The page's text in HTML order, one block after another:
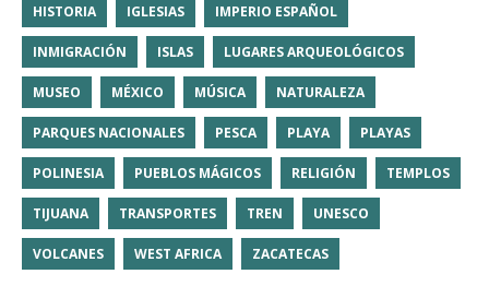
HISTORIA IGLESIAS IMPERIO ESPAÑOL
INMIGRACIÓN ISLAS LUGARES ARQUEOLÓGICOS
MUSEO MÉXICO MÚSICA NATURALEZA
PARQUES NACIONALES PESCA PLAYA PLAYAS
POLINESIA PUEBLOS MÁGICOS RELIGIÓN TEMPLOS
TIJUANA TRANSPORTES TREN UNESCO
VOLCANES WEST AFRICA ZACATECAS